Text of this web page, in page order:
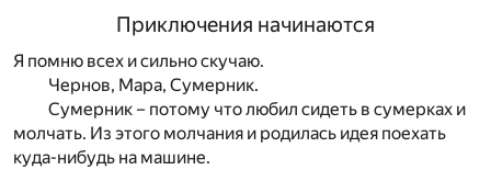
Приключения начинаются
Я помню всех и сильно скучаю.
Чернов, Мара, Сумерник.
Сумерник – потому что любил сидеть в сумерках и
молчать. Из этого молчания и родилась идея поехать
куда-нибудь на машине.